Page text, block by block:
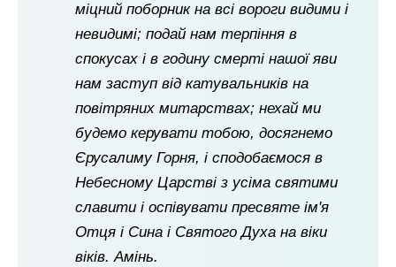
міцний поборник на всі вороги видими і
невидимі; подай нам терпіння в
спокусах і в годину смерті нашої яви
нам заступ від катувальників на
повітряних митарствах; нехай ми
будемо керувати тобою, досягнемо
Єрусалиму Горня, і сподобаємося в
Небесному Царстві з усіма святими
славити і оспівувати пресвяте ім'я
Отця і Сина і Святого Духа на віки
віків. Амінь.